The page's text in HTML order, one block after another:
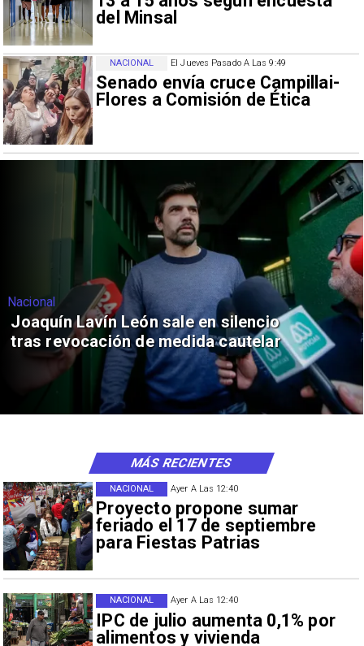
del Minsal
El Jueves Pasado A Las 9:49
Senado envía cruce Campillai-
Flores a Comisión de Ética
NACIONAL
Nacional
Joaquín Lavín León sale en silencio
tras revocación de medida cautelar
Ayer A Las 12:40
Proyecto propone sumar
feriado el 17 de septiembre
para Fiestas Patrias
NACIONAL
Ayer A Las 12:40
IPC de julio aumenta 0,1% por
alimentos y vivienda
NACIONAL
MÁS RECIENTES